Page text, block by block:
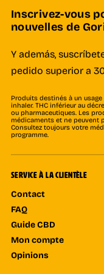
Inscrivez-vous
nouvelles de
Y además,
pedido superior a
Produits destinés à un
inhaler. THC inférieur au
ou pharmaceutiques. Les
médicaments et ne peuvent
Consultez toujours votre
programme.
SERVICE À LA CLIENTÈLE
Contact
FAQ
Guide CBD
Mon compte
Opinions